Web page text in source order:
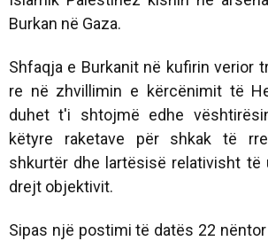
Burkan në Gaza.
Shfaqja e Burkanit në kufirin verior
re në zhvillimin e kërcënimit të
duhet t'i shtojmë edhe
këtyre raketave për shkak të
shkurtër dhe lartësisë relativisht të
drejt objektivit.
Sipas një postimi të datës 22 nëntor